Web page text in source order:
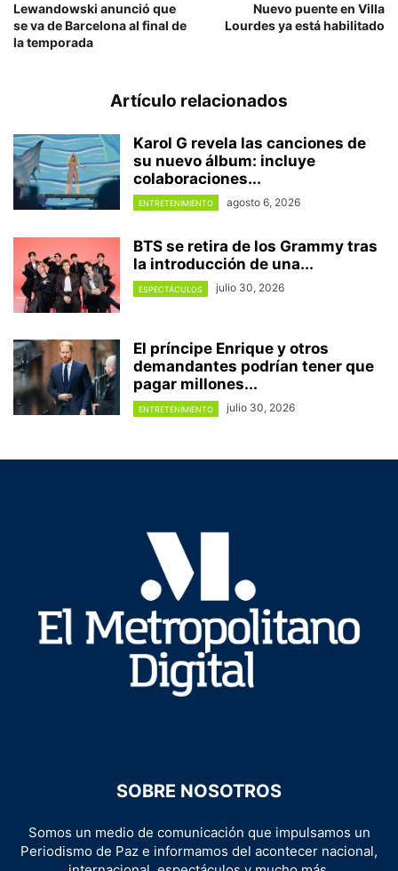
Lewandowski anunció que
se va de Barcelona al final de
la temporada
Nuevo puente en Villa
Lourdes ya está habilitado
Artículo relacionados
Karol G revela las canciones de
su nuevo álbum: incluye
colaboraciones...
ENTRETENIMIENTO agosto 6, 2026
BTS se retira de los Grammy tras
la introducción de una...
ESPECTÁCULOS julio 30, 2026
El príncipe Enrique y otros
demandantes podrían tener que
pagar millones...
ENTRETENIMIENTO julio 30, 2026
SOBRE NOSOTROS
Somos un medio de comunicación que impulsamos un
Periodismo de Paz e informamos del acontecer nacional,